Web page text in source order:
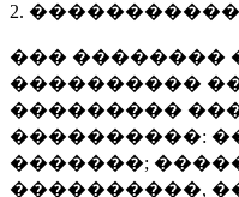
2.
��� ��������
����������
���������
����������:
�������;
����������,